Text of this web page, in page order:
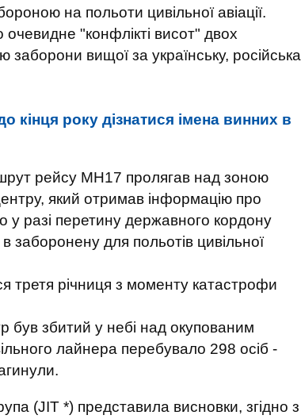
на польоти цивільної авіації.
"конфлікті висот" двох
вищої за українську, російська
кінця року дізнатися імена винних в
рейсу МН17 пролягав над зоною
який отримав інформацію про
разі перетину державного кордону
заборонену для польотів цивільної
третя річниця з моменту катастрофи
збитий у небі над окупованим
лайнера перебувало 298 осіб -
(JIT *) представила висновки, згідно з